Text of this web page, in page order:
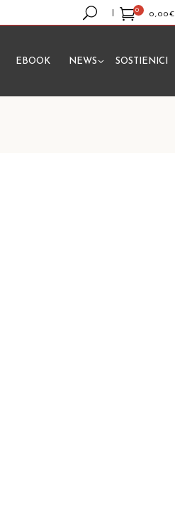
0
0,00€
prodotto nel carrello.
EBOOK NEWS SOSTIENICI